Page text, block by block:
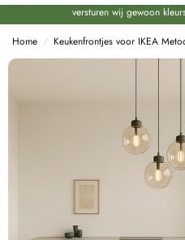
versturen wij gewoon
Home / Keukenfrontjes voor IKEA